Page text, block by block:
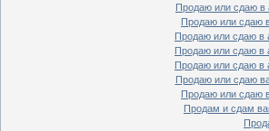
Продаю или сдаю в
Продаю или сдаю
Продаю или сдаю в
Продаю или сдаю в
Продаю или сдаю в
Продаю или сдаю
Продаю или сдаю
Продам и сдам